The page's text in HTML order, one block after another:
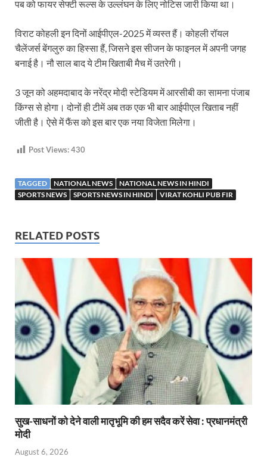
पब को फायर सेफ्टी रूल्स के उल्लंघन के लिए नोटिस जारी किया था।
विराट कोहली इन दिनों आईपीएल-2025 में व्यस्त हैं। कोहली रॉयल
चैलेंजर्स बेंगलुरु का हिस्सा हैं, जिसने इस सीजन के फाइनल में अपनी जगह
बनाई है। नौ साल बाद ये टीम खिताबी मैच में उतरेगी।
3 जून को अहमदाबाद के नरेंद्र मोदी स्टेडियम में आरसीबी का सामना पंजाब
किंग्स से होगा। दोनों ही टीमें अब तक एक भी बार आईपीएल खिताब नहीं
जीती है। ऐसे में फैंस को इस बार एक नया विजेता मिलेगा।
Post Views:430
TAGGED NATIONAL NEWS
NATIONAL NEWS IN HINDI
SPORTS NEWS
SPORTS NEWS IN HINDI VIRAT KOHLI PUB FIR
RELATED POSTS
सुख-साधनों को देने वाली मातृभूमि की हम सदैव करें सेवा : प्रधानमंत्री
मोदी
August 6, 2026